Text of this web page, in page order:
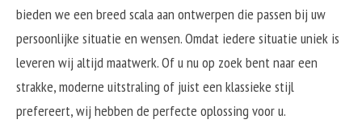
bieden we een breed scala aan ontwerpen die passen bij uw
persoonlijke situatie en wensen. Omdat iedere situatie uniek is
leveren wij altijd maatwerk. Of u nu op zoek bent naar een
strakke, moderne uitstraling of juist een klassieke stijl
prefereert, wij hebben de perfecte oplossing voor u.